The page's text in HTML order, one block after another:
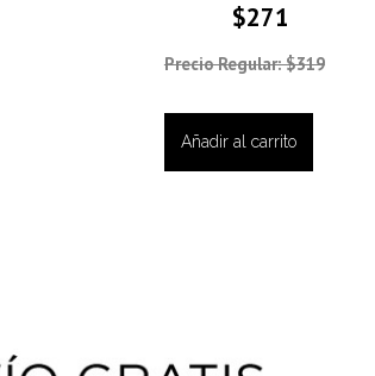
$271
Precio Regular: $319
Añadir al carrito